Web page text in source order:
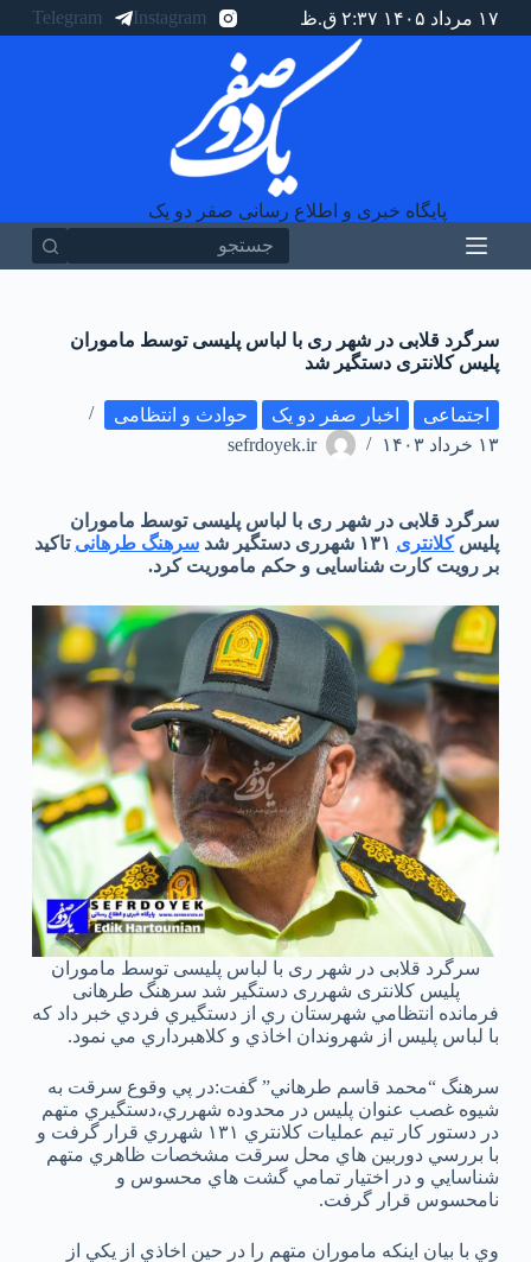
ا
۱۷ مرداد ۱۴۰۵ ۲:۳۷ ق.ظ Instagram
Telegram
پایگاه خبری و اطلاع رسانی صفر دو یک
سرگرد قلابی در شهر ری با لباس پلیسی توسط ماموران
پلیس کلانتری دستگیر شد
اجتماعی اخبار صفر دو یک
حوادث و انتظامی
۱۳ خرداد ۱۴۰۳
sefrdoyek.ir
سرگرد قلابی در شهر ری با لباس پلیسی توسط ماموران
پلیسکلانتری سرهنگ طرهانی تاکید
بر رویت کارت شناسایی و حکم ماموریت کرد.
سرگرد قلابی در شهر ری با لباس پلیسی توسط ماموران
پلیس کلانتری شهرری دستگیر شد سرهنگ طرهانی
فرمانده انتظامي شهرستان ري از دستگيري فردي خبر داد که
با لباس پليس از شهروندان اخاذي و کلاهبرداري مي نمود.
سرهنگ “محمد قاسم طرهاني” گفت:در پي وقوع سرقت به
شيوه غصب عنوان پليس در محدوده شهرري،دستگيري متهم
در دستور کار تيم عمليات کلانتري ۱۳۱ شهرري قرار گرفت و
با بررسي دوربين هاي محل سرقت مشخصات ظاهري متهم
شناسايي و در اختيار تمامي گشت هاي محسوس و
نامحسوس قرار گرفت.
وي با بيان اينکه ماموران متهم را در حين اخاذي از يکي از